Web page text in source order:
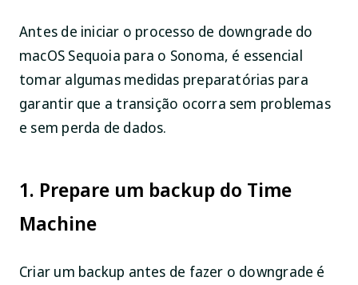
Antes de iniciar o processo de downgrade do
macOS Sequoia para o Sonoma, é essencial
tomar algumas medidas preparatórias para
garantir que a transição ocorra sem problemas
e sem perda de dados.
1. Prepare um backup do Time
Machine
Criar um backup antes de fazer o downgrade é